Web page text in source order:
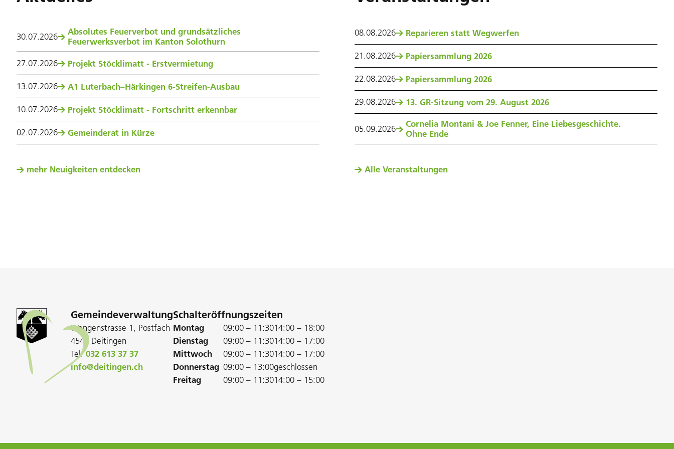
30.07.2026
Absolutes Feuerverbot und grundsätzliches
Feuerwerksverbot im Kanton Solothurn
27.07.2026 Projekt Stöcklimatt - Erstvermietung
13.07.2026 A1 Luterbach–Härkingen 6-Streifen-Ausbau
10.07.2026 Projekt Stöcklimatt - Fortschritt erkennbar
02.07.2026 Gemeinderat in Kürze
mehr Neuigkeiten entdecken
08.08.2026 Reparieren statt Wegwerfen
21 .08.2026 Papiersammlung 2026
22.08.2026 Papiersammlung 2026
29.08.2026 13. GR-Sitzung vom 29. August 2026
05.09.2026
Cornelia Montani & Joe Fenner, Eine Liebesgeschichte.
Ohne Ende
Alle Veranstaltungen
Gemeindeverwaltung
Wangenstrasse 1, Postfach
4543 Deitingen
Tel:032 613 37 37
info@deitingen.ch
Schalteröffnungszeiten
Montag 09:00 – 11:3014:00 – 18:00
Dienstag
09:00 – 11:3014:00 – 17:00
Mittwoch
09:00 – 11:3014:00 – 17:00
Donnerstag 09:00 – 13:00geschlossen
Freitag
09:00 – 11:3014:00 – 15:00